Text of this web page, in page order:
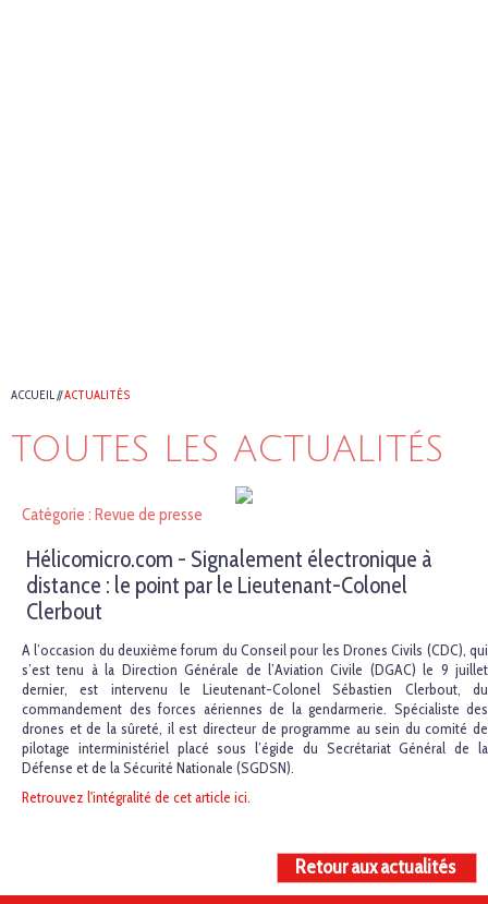
ACCUEIL//ACTUALITÉS
TOUTES LES ACTUALITÉS
Catégorie : Revue de presse
Hélicomicro.com - Signalement électronique à
distance : le point par le Lieutenant-Colonel
Clerbout
A l’occasion du deuxième forum du Conseil pour les Drones Civils (CDC), qui
s’est tenu à la Direction Générale de l’Aviation Civile (DGAC) le 9 juillet
dernier, est intervenu le Lieutenant-Colonel Sébastien Clerbout, du
commandement des forces aériennes de la gendarmerie. Spécialiste des
drones et de la sûreté, il est directeur de programme au sein du comité de
pilotage interministériel placé sous l’égide du Secrétariat Général de la
Défense et de la Sécurité Nationale (SGDSN).
Retrouvez l'intégralité de cet article ici.
Retour aux actualités